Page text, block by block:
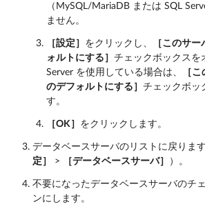
（MySQL/MariaDB または SQL
ません。
［設定］ をクリックし、
［このサ
ォルトにする］ チェックボックスを
Server を使用している場合は、
［
のデフォルトにする］ チェックボッ
す。
［OK］ をクリックします。
データベースサーバのリストに戻りま
定］
> ［データベースサーバ］ ）。
不要になったデータベースサーバのチ
ンにします。